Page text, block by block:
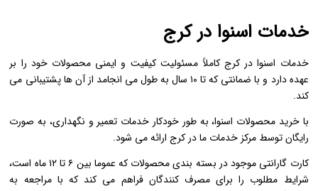
خدمات اسنوا در کرج
خدمات اسنوا در کرج کاملاً مسئولیت کیفیت و ایمنی محصولات خود را بر
عهده دارد و با ضمانتی که تا ۱۰ سال به طول می انجامد از آن ها پشتیبانی می
کند.
با خرید محصولات اسنوا، به طور خودکار خدمات تعمیر و نگهداری، به صورت
رایگان توسط مرکز خدمات ما در کرج ارائه می شود.
کارت گارانتی موجود در بسته بندی محصولات که عموما بین ۶ تا ۱۲ ماه است،
شرایط مطلوب را برای مصرف کنندگان فراهم می کند که با مراجعه به